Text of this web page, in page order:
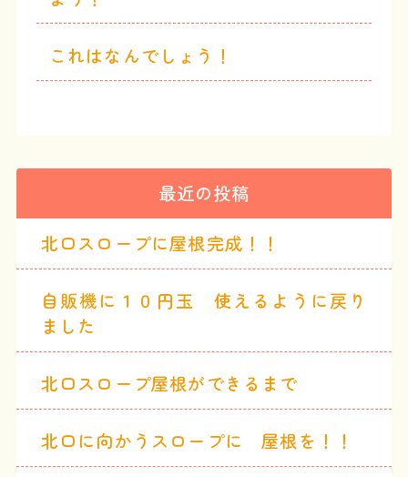
これはなんでしょう！
最近の投稿
北口スロープに屋根完成！！
自販機に１０円玉 使えるように戻り
ました
北口スロープ屋根ができるまで
北口に向かうスロープに 屋根を！！